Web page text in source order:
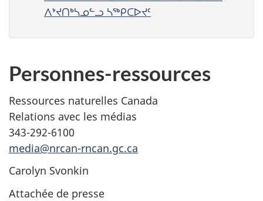
ᐱᔾᔪᑎᒃᓴᓄᓪᓗ ᓴᖅᑭᑕᐅᔪᑦ
Personnes-ressources
Ressources naturelles Canada
Relations avec les médias
343-292-6100
media@nrcan-rncan.gc.ca
Carolyn Svonkin
Attachée de presse